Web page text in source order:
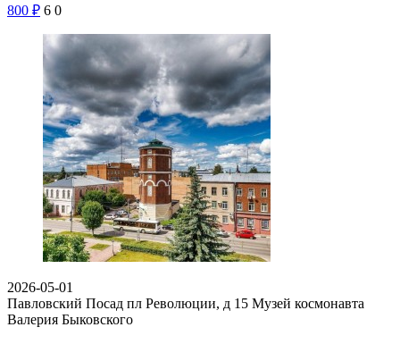
800 ₽ 6 0
2026-05-01
Павловский Посад пл Революции, д 15 Музей космонавта
Валерия Быковского